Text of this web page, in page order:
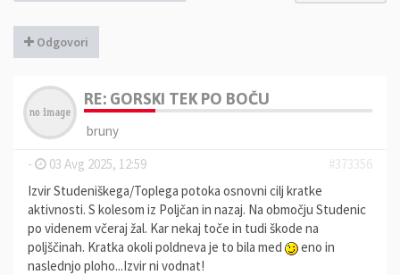
Odgovori
RE: GORSKI TEK PO BOČU
bruny
-
03 Avg 2025, 12:59
#373356
Izvir Studeniškega/Toplega potoka osnovni cilj kratke
aktivnosti. S kolesom iz Poljčan in nazaj. Na območju Studenic
po videnem včeraj žal. Kar nekaj toče in tudi škode na
poljščinah. Kratka okoli poldneva je to bila med
eno in
naslednjo ploho...Izvir ni vodnat!